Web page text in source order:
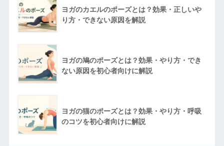
ヨガのカエルのポーズとは？効果・正しいや
り方・できない原因を解説
ヨガの鳩のポーズとは？効果・やり方・でき
ない原因を初心者向けに解説
ヨガの猫のポーズとは？効果・やり方・呼吸
のコツを初心者向けに解説